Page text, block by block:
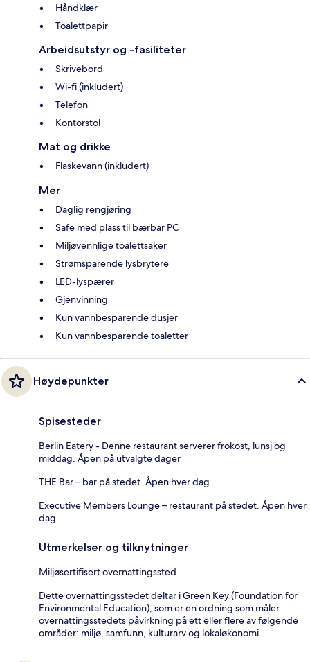
Håndklær
Toalettpapir
Arbeidsutstyr og -fasiliteter
Skrivebord
Wi-fi (inkludert)
Telefon
Kontorstol
Mat og drikke
Flaskevann (inkludert)
Mer
Daglig rengjøring
Safe med plass til bærbar PC
Miljøvennlige toalettsaker
Strømsparende lysbrytere
LED-lyspærer
Gjenvinning
Kun vannbesparende dusjer
Kun vannbesparende toaletter
Høydepunkter
Spisesteder
Berlin Eatery - Denne restaurant serverer frokost, lunsj og
middag. Åpen på utvalgte dager
THE Bar – bar på stedet. Åpen hver dag
Executive Members Lounge – restaurant på stedet. Åpen hver
dag
Utmerkelser og tilknytninger
Miljøsertifisert overnattingssted
Dette overnattingsstedet deltar i Green Key (Foundation for
Environmental Education), som er en ordning som måler
overnattingsstedets påvirkning på ett eller flere av følgende
områder: miljø, samfunn, kulturarv og lokaløkonomi.